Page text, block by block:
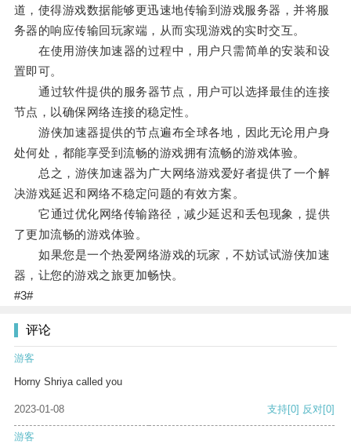
道，使得游戏数据能够更迅速地传输到游戏服务器，并将服
务器的响应传输回玩家端，从而实现游戏的实时交互。
在使用游侠加速器的过程中，用户只需简单的安装和设
置即可。
通过软件提供的服务器节点，用户可以选择最佳的连接
节点，以确保网络连接的稳定性。
游侠加速器提供的节点遍布全球各地，因此无论用户身
处何处，都能享受到流畅的游戏拥有流畅的游戏体验。
总之，游侠加速器为广大网络游戏爱好者提供了一个解
决游戏延迟和网络不稳定问题的有效方案。
它通过优化网络传输路径，减少延迟和丢包现象，提供
了更加流畅的游戏体验。
如果您是一个热爱网络游戏的玩家，不妨试试游侠加速
器，让您的游戏之旅更加畅快。
#3#
评论
游客
Horny Shriya called you
2023-01-08 支持[0] 反对[0]
游客